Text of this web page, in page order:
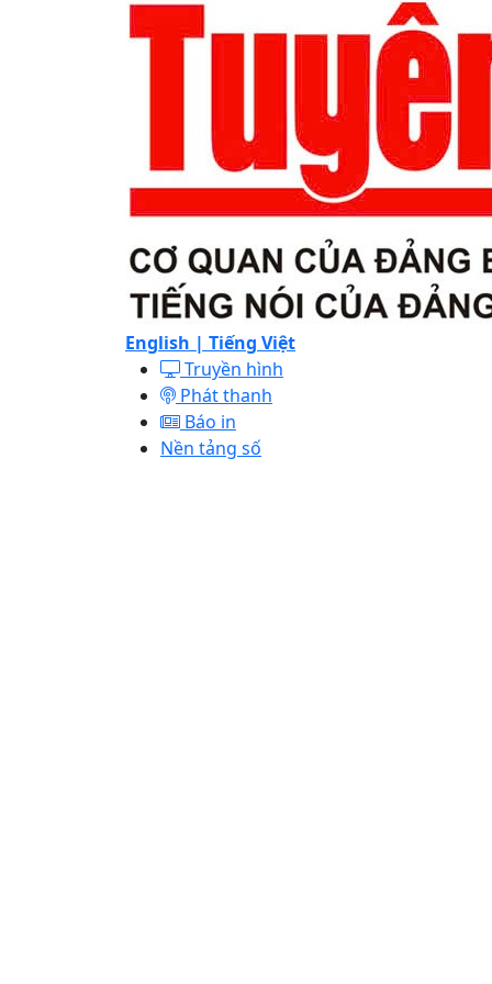
English | Tiếng Việt
Truyền hình
Phát thanh
Báo in
Nền tảng số